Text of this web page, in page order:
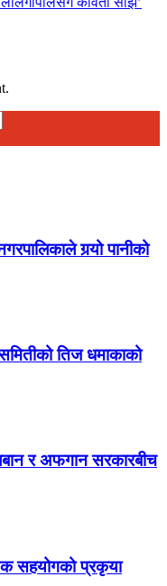
गर्‍यो पानीको
तिज धमाकाको
र अफगान सरकारबीच
सहयोगको प्रकृया